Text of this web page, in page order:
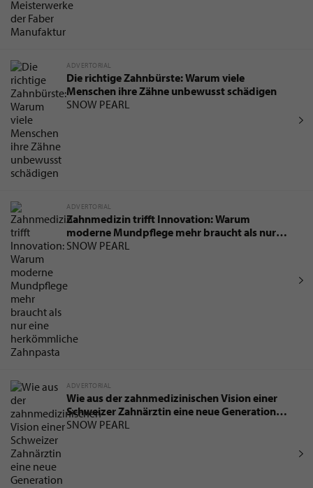
ADVERTORIAL
Die richtige Zahnbürste: Warum viele
Menschen ihre Zähne unbewusst schädigen
SNOW PEARL
ADVERTORIAL
Zahnmedizin trifft Innovation: Warum
moderne Mundpflege mehr braucht als nur
eine herkömmliche Zahnpasta
SNOW PEARL
ADVERTORIAL
Wie aus der zahnmedizinischen Vision einer
Schweizer Zahnärztin eine neue Generation
der Mundpflege entstand
SNOW PEARL